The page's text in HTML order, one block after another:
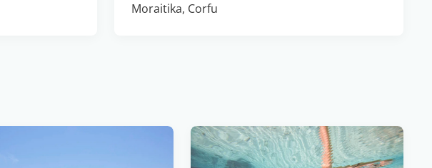
Moraitika, Corfu